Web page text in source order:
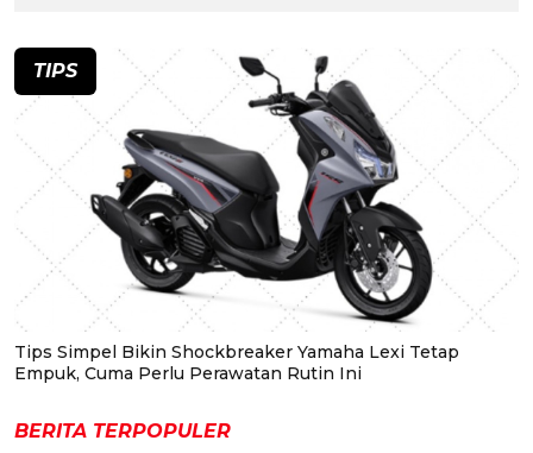
TIPS
Tips Simpel Bikin Shockbreaker Yamaha Lexi Tetap
Empuk, Cuma Perlu Perawatan Rutin Ini
BERITA TERPOPULER